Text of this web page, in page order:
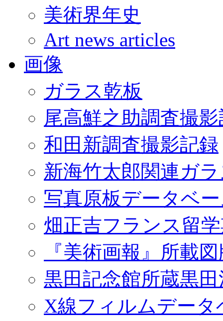
美術界年史
Art news articles
画像
ガラス乾板
尾高鮮之助調査撮
和田新調査撮影記録
新海竹太郎関連ガ
写真原板データベ
畑正吉フランス留
『美術画報』所載
黒田記念館所蔵黒
X線フィルムデータ